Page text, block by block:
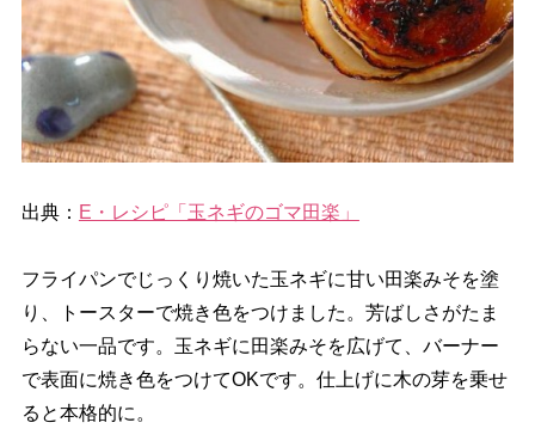
出典： E・レシピ「玉ネギのゴマ田楽」
フライパンでじっくり焼いた玉ネギに甘い田楽みそを塗
り、トースターで焼き色をつけました。芳ばしさがたま
らない一品です。玉ネギに田楽みそを広げて、バーナー
で表面に焼き色をつけてOKです。仕上げに木の芽を乗せ
ると本格的に。